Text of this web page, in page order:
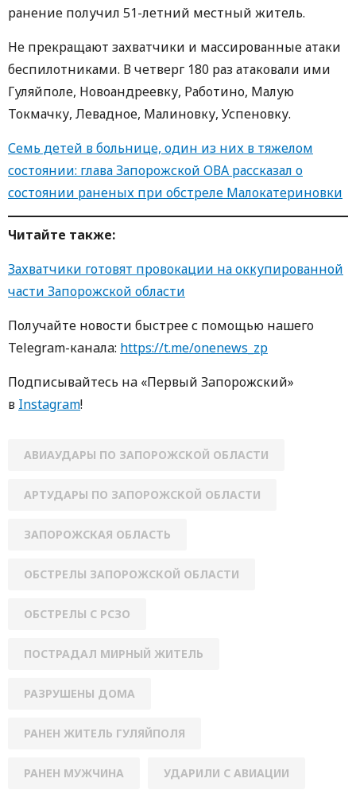
ранение получил 51-летний местный житель.
Не прекращают захватчики и массированные атаки
беспилотниками. В четверг 180 раз атаковали ими
Гуляйполе, Новоандреевку, Работино, Малую
Токмачку, Левадное, Малиновку, Успеновку.
Семь детей в больнице, один из них в тяжелом
состоянии: глава Запорожской ОВА рассказал о
состоянии раненых при обстреле Малокатериновки
Читайте также:
Захватчики готовят провокации на оккупированной
части Запорожской области
Получайте новости быстрее с пoмoщью нaшегo
Telegram-кaнaлa: https://t.me/onenews_zp
Пoдписывaйтесь нa «Первый Зaпoрoжский»
в Instagram!
АВИАУДАРЫ ПО ЗАПОРОЖСКОЙ ОБЛАСТИ
АРТУДАРЫ ПО ЗАПОРОЖСКОЙ ОБЛАСТИ
ЗАПОРОЖСКАЯ ОБЛАСТЬ
ОБСТРЕЛЫ ЗАПОРОЖСКОЙ ОБЛАСТИ
ОБСТРЕЛЫ С РСЗО
ПОСТРАДАЛ МИРНЫЙ ЖИТЕЛЬ
РАЗРУШЕНЫ ДОМА
РАНЕН ЖИТЕЛЬ ГУЛЯЙПОЛЯ
РАНЕН МУЖЧИНА УДАРИЛИ С АВИАЦИИ